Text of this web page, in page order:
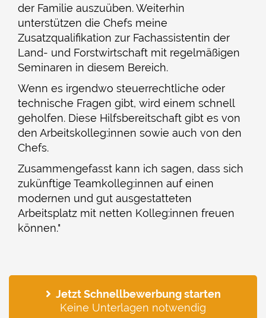
der Familie auszuüben. Weiterhin
unterstützen die Chefs meine
Zusatzqualifikation zur Fachassistentin der
Land- und Forstwirtschaft mit regelmäßigen
Seminaren in diesem Bereich.
Wenn es irgendwo steuerrechtliche oder
technische Fragen gibt, wird einem schnell
geholfen. Diese Hilfsbereitschaft gibt es von
den Arbeitskolleg:innen sowie auch von den
Chefs.
Zusammengefasst kann ich sagen, dass sich
zukünftige Teamkolleg:innen auf einen
modernen und gut ausgestatteten
Arbeitsplatz mit netten Kolleg:innen freuen
können."
Jetzt Schnellbewerbung starten
Keine Unterlagen notwendig